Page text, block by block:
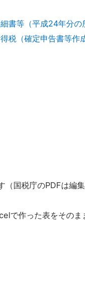
書等（平成24年分の
税（確定申告書等作
（国税庁のPDFは編
で作った表をそのま